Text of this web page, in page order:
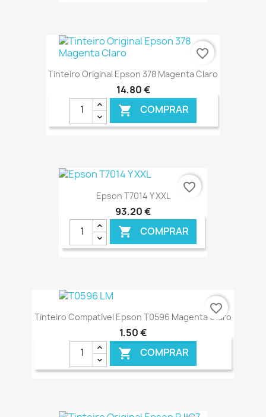
€ ONLINE
Tinteiro Original Epson 378 Magenta Claro
14,80 €
 COMPRAR
favorite_border
Epson T7014 Y XXL
93,20 €
 COMPRAR
favorite_border
Tinteiro Compatível Epson T0596 Magenta Claro
1,50 €
 COMPRAR
favorite_border